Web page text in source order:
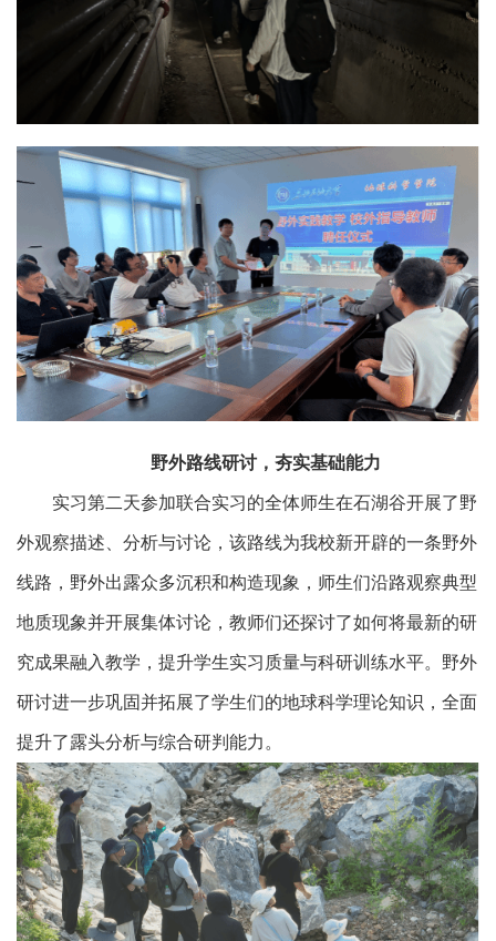
野外路线研讨，夯实基础能力
实习第二天参加联合实习的全体师生在石湖谷开展了野
外观察描述、分析与讨论，该路线为我校新开辟的一条野外
线路，野外出露众多沉积和构造现象，师生们沿路观察典型
地质现象并开展集体讨论，教师们还探讨了如何将最新的研
究成果融入教学，提升学生实习质量与科研训练水平。野外
研讨进一步巩固并拓展了学生们的地球科学理论知识，全面
提升了露头分析与综合研判能力。